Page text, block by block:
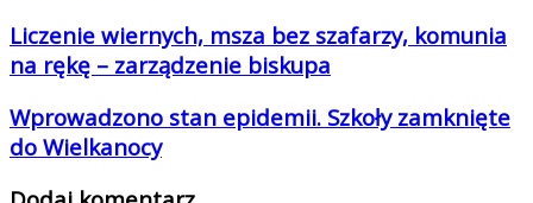
Liczenie wiernych, msza bez szafarzy, komunia
na rękę – zarządzenie biskupa
Wprowadzono stan epidemii. Szkoły zamknięte
do Wielkanocy